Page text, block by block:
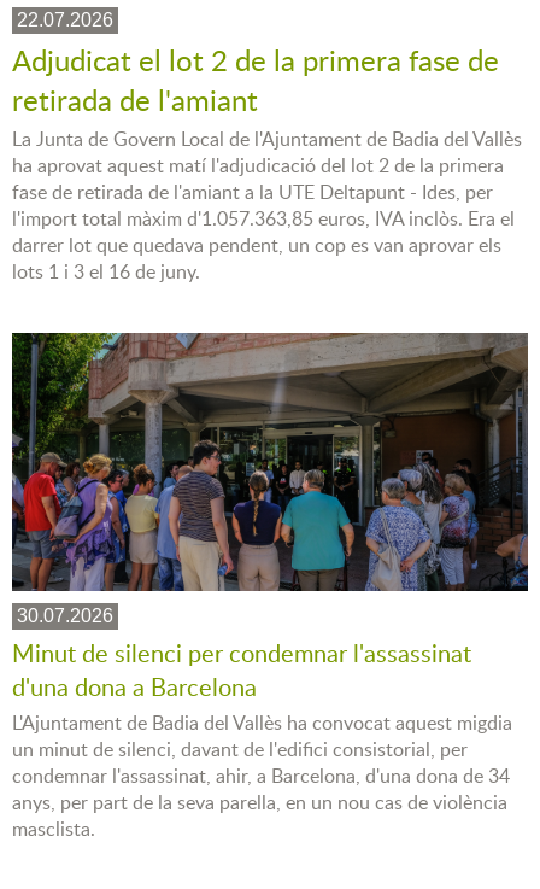
22.07.2026
Adjudicat el lot 2 de la primera fase de
retirada de l'amiant
La Junta de Govern Local de l'Ajuntament de Badia del Vallès
ha aprovat aquest matí l'adjudicació del lot 2 de la primera
fase de retirada de l'amiant a la UTE Deltapunt - Ides, per
l'import total màxim d'1.057.363,85 euros, IVA inclòs. Era el
darrer lot que quedava pendent, un cop es van aprovar els
lots 1 i 3 el 16 de juny.
30.07.2026
Minut de silenci per condemnar l'assassinat
d'una dona a Barcelona
L'Ajuntament de Badia del Vallès ha convocat aquest migdia
un minut de silenci, davant de l'edifici consistorial, per
condemnar l'assassinat, ahir, a Barcelona, d'una dona de 34
anys, per part de la seva parella, en un nou cas de violència
masclista.